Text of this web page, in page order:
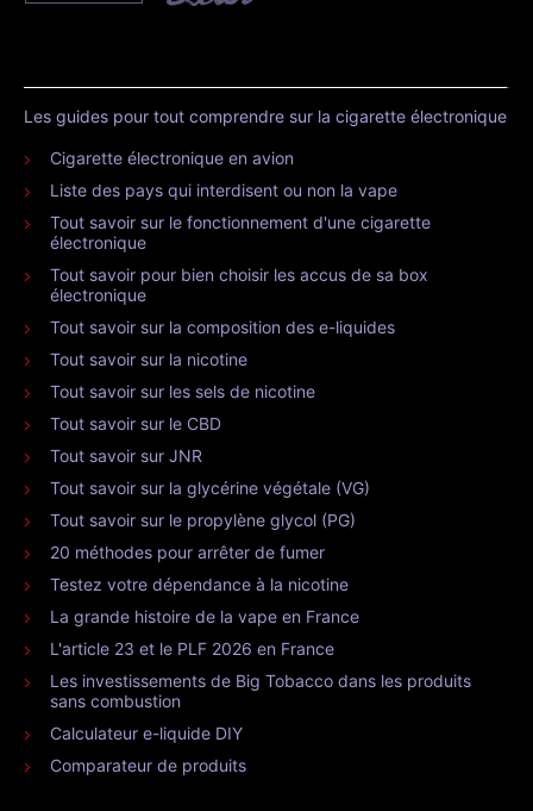
Les guides pour tout comprendre sur la cigarette électronique
Cigarette électronique en avion
Liste des pays qui interdisent ou non la vape
Tout savoir sur le fonctionnement d'une cigarette
électronique
Tout savoir pour bien choisir les accus de sa box
électronique
Tout savoir sur la composition des e-liquides
Tout savoir sur la nicotine
Tout savoir sur les sels de nicotine
Tout savoir sur le CBD
Tout savoir sur JNR
Tout savoir sur la glycérine végétale (VG)
Tout savoir sur le propylène glycol (PG)
20 méthodes pour arrêter de fumer
Testez votre dépendance à la nicotine
La grande histoire de la vape en France
L'article 23 et le PLF 2026 en France
Les investissements de Big Tobacco dans les produits
sans combustion
Calculateur e-liquide DIY
Comparateur de produits